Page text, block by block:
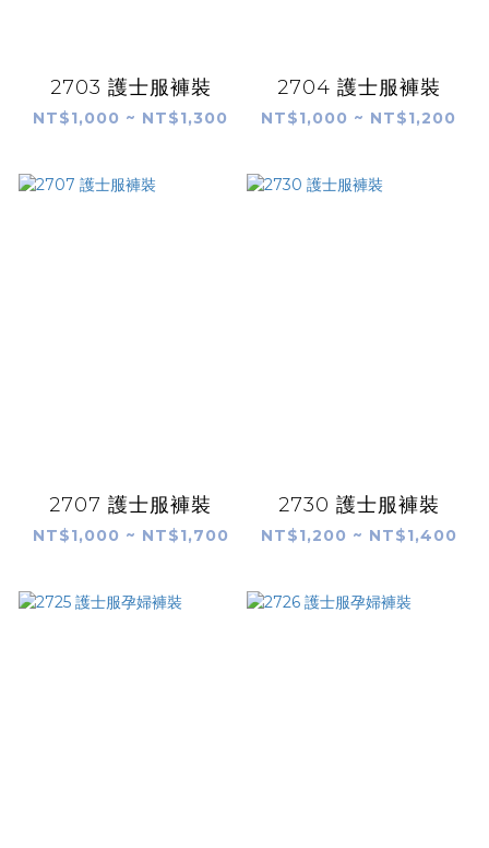
2703 護士服褲裝
NT$1,000 ~ NT$1,300
2704 護士服褲裝
NT$1,000 ~ NT$1,200
2707 護士服褲裝
NT$1,000 ~ NT$1,700
2730 護士服褲裝
NT$1,200 ~ NT$1,400